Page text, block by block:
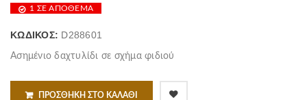
1 ΣΕ ΑΠΌΘΕΜΑ
ΚΩΔΙΚΌΣ: D288601
Ασημένιο δαχτυλίδι σε σχήμα φιδιού
ΠΡΟΣΘΉΚΗ ΣΤΟ ΚΑΛΆΘΙ